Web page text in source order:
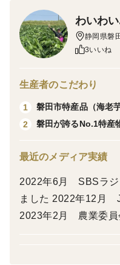
栽培・生産のこだわり
春の定植後、１株ずつ
も全国トップクラスの
て育ちます。
京野菜で知られる海老
で食べられています。
品種の特徴
わいわ
静岡県磐
3いいね
生産者のこだわり
1
磐田市特産品（海老
2
磐田が誇るNo.1特産
最近のメディア実績
2022年6月 SBSラジ
ました 2022年12月
2023年2月 農業委員